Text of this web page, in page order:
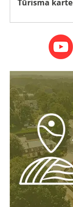
Tūrisma karte